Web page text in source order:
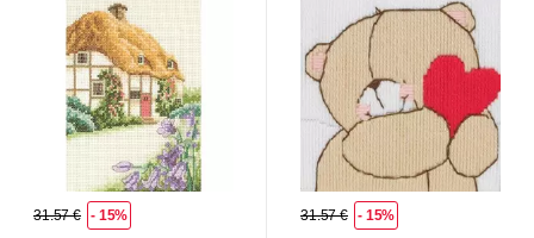
31.57 € - 15% 31.57 € - 15%